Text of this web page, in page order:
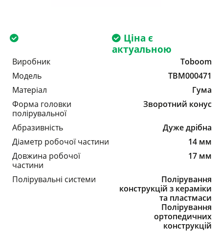
Ціна є
актуальною
Виробник
Toboom
Модель
TBM000471
Матеріал
Гума
Форма головки
полірувальної
Зворотний конус
Абразивність
Дуже дрібна
Діаметр робочої частини
14 мм
Довжина робочої
частини
17 мм
Полірувальні системи
Полірування
конструкцій з кераміки
та пластмаси
Полірування
ортопедичних
конструкцій